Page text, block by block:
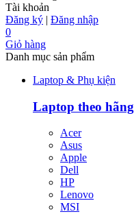
Tài khoản
Đăng ký | Đăng nhập
0
Giỏ hàng
Danh mục sản phẩm
Laptop & Phụ kiện
Laptop theo hãng
Acer
Asus
Apple
Dell
HP
Lenovo
MSI